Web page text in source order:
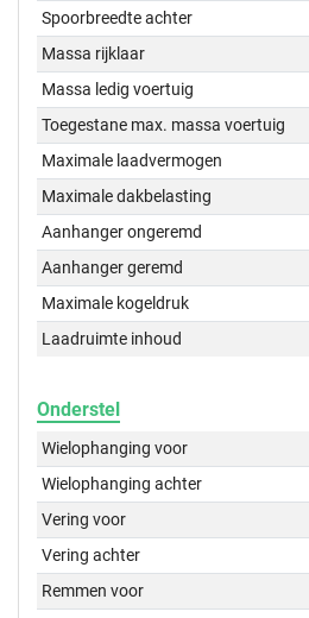
Spoorbreedte achter
Massa rijklaar
Massa ledig voertuig
Toegestane max. massa voertuig
Maximale laadvermogen
Maximale dakbelasting
Aanhanger ongeremd
Aanhanger geremd
Maximale kogeldruk
Laadruimte inhoud
Onderstel
Wielophanging voor
Wielophanging achter
Vering voor
Vering achter
Remmen voor